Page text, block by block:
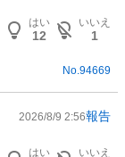
はい
12
いいえ
1
No. 94669
2026/8/9 2:56報告
はい いいえ